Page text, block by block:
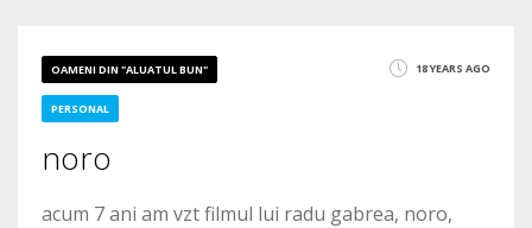
2446
OAMENI DIN "ALUATUL BUN"
PERSONAL
18 YEARS AGO
noro
acum 7 ani am vzt filmul lui radu gabrea, noro,